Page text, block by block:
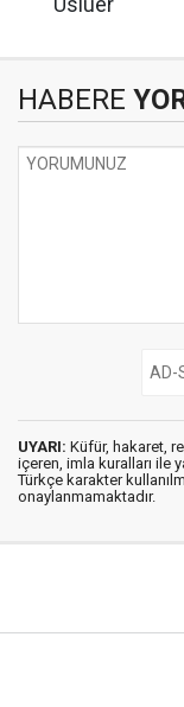
Usluer
HABERE
UYARI: Küfür, hakaret,
içeren, imla kuralları ile
Türkçe karakter
onaylanmamaktadır.